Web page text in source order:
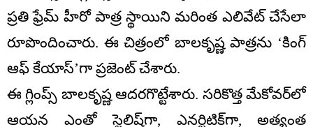
ప్రతి ఫ్రేమ్ హీరో పాత్ర స్థాయిని మరింత ఎలివేట్ చేసేలా
రూపొందించారు. ఈ చిత్రంలో బాలకృష్ణ పాత్రను ‘కింగ్
ఆఫ్ కేయాస్’గా ప్రజెంట్ చేశారు.
ఈ గ్లింప్స్‌ బాలకృష్ణ ఆదరగొట్టేశారు. సరికొత్త మేకోవర్‌లో
ఆయన ఎంతో స్టైలిష్‌గా, ఎనర్జిటిక్‌గా, అత్యంత